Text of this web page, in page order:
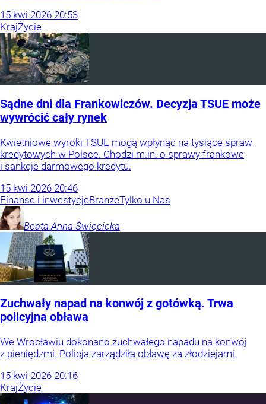
15 kwi 2026 20:53
KrajŻycie
Sądne dni dla Frankowiczów. Decyzja TSUE może
wywrócić cały rynek
Kwietniowe wyroki TSUE mogą wpłynąć na tysiące spraw
kredytowych w Polsce. Chodzi m.in. o sprawy frankowe
i sankcje darmowego kredytu.
15 kwi 2026 20:46
Finanse i inwestycjeBranżeTylko u Nas
Beata Anna Święcicka
Zuchwały napad na konwój z gotówką. Trwa
policyjna obława
We Wrocławiu dokonano zuchwałego napadu na konwój
z pieniędzmi. Policja zarządziła obławę za złodziejami.
15 kwi 2026 20:16
KrajŻycie